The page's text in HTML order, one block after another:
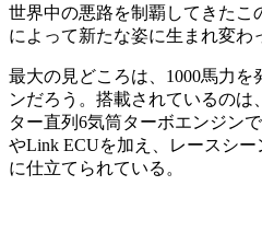
世界中の悪路を制覇してきたこ
によって新たな姿に生まれ変わ
最大の見どころは、1000馬力を
ンだろう。搭載されているのは
ター直列6気筒ターボエンジン
やLink ECUを加え、レースシ
に仕立てられている。